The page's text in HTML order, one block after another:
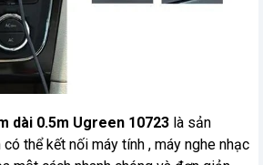
dài 0.5m Ugreen 10723 là sản
thể kết nối máy tính , máy nghe nhạc